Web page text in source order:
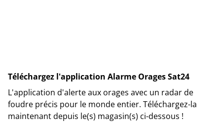
Téléchargez l'application Alarme Orages Sat24
L'application d'alerte aux orages avec un radar de
foudre précis pour le monde entier. Téléchargez-la
maintenant depuis le(s) magasin(s) ci-dessous !